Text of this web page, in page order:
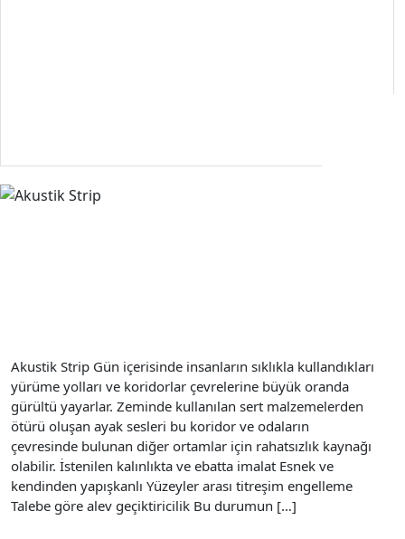
Akustik Strip Gün içerisinde insanların sıklıkla kullandıkları
yürüme yolları ve koridorlar çevrelerine büyük oranda
gürültü yayarlar. Zeminde kullanılan sert malzemelerden
ötürü oluşan ayak sesleri bu koridor ve odaların
çevresinde bulunan diğer ortamlar için rahatsızlık kaynağı
olabilir. İstenilen kalınlıkta ve ebatta imalat Esnek ve
kendinden yapışkanlı Yüzeyler arası titreşim engelleme
Talebe göre alev geçiktiricilik Bu durumun […]